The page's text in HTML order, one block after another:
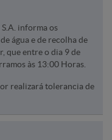
informa os
água e de recolha de
que entre o dia 9 de
às 13:00 Horas.
realizará tolerancia de